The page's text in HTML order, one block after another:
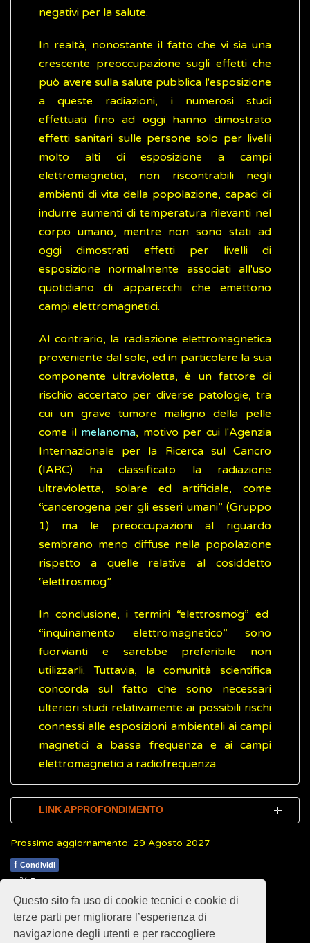
Questo sito fa uso di cookie tecnici e cookie di
terze parti per migliorare l’esperienza di
navigazione degli utenti e per raccogliere
negativi per la salute.
In realtà, nonostante il fatto che vi sia una
crescente preoccupazione sugli effetti che
può avere sulla salute pubblica l'esposizione
a queste radiazioni, i numerosi studi
effettuati fino ad oggi hanno dimostrato
effetti sanitari sulle persone solo per livelli
molto alti di esposizione a campi
elettromagnetici, non riscontrabili negli
ambienti di vita della popolazione, capaci di
indurre aumenti di temperatura rilevanti nel
corpo umano, mentre non sono stati ad
oggi dimostrati effetti per livelli di
esposizione normalmente associati all'uso
quotidiano di apparecchi che emettono
campi elettromagnetici.
Al contrario, la radiazione elettromagnetica
proveniente dal sole, ed in particolare la sua
componente ultravioletta, è un fattore di
rischio accertato per diverse patologie, tra
cui un grave tumore maligno della pelle
come il melanoma, motivo per cui l'Agenzia
Internazionale per la Ricerca sul Cancro
(IARC) ha classificato la radiazione
ultravioletta, solare ed artificiale, come
“cancerogena per gli esseri umani” (Gruppo
1) ma le preoccupazioni al riguardo
sembrano meno diffuse nella popolazione
rispetto a quelle relative al cosiddetto
“elettrosmog”.
In conclusione, i termini “elettrosmog” ed
“inquinamento elettromagnetico” sono
fuorvianti e sarebbe preferibile non
utilizzarli. Tuttavia, la comunità scientifica
concorda sul fatto che sono necessari
ulteriori studi relativamente ai possibili rischi
connessi alle esposizioni ambientali ai campi
magnetici a bassa frequenza e ai campi
elettromagnetici a radiofrequenza.
LINK APPROFONDIMENTO
World Health Organization (WHO).
Electromagnetic fields (EMF)
Prossimo aggiornamento: 29 Agosto 2027
f Condividi
1 1 1 1 1 Rating 1.80 (5 Votes)